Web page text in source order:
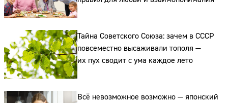
Тайна Советского Союза: зачем в СССР
повсеместно высаживали тополя —
их пух сводит с ума каждое лето
Всё невозможное возможно — японский
Телефон: